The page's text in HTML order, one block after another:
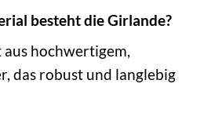
besteht die Girlande?
hochwertigem,
das robust und langlebig